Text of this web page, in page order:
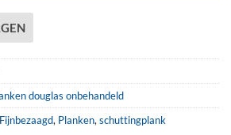
douglas onbehandeld
Fijnbezaagd, Planken, schuttingplank